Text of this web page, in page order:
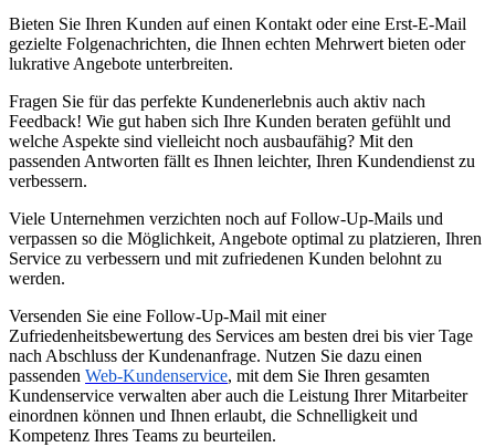
Bieten Sie Ihren Kunden auf einen Kontakt oder eine Erst-E-Mail
gezielte Folgenachrichten, die Ihnen echten Mehrwert bieten oder
lukrative Angebote unterbreiten.
Fragen Sie für das perfekte Kundenerlebnis auch aktiv nach
Feedback! Wie gut haben sich Ihre Kunden beraten gefühlt und
welche Aspekte sind vielleicht noch ausbaufähig? Mit den
passenden Antworten fällt es Ihnen leichter, Ihren Kundendienst zu
verbessern.
Viele Unternehmen verzichten noch auf Follow-Up-Mails und
verpassen so die Möglichkeit, Angebote optimal zu platzieren, Ihren
Service zu verbessern und mit zufriedenen Kunden belohnt zu
werden.
Versenden Sie eine Follow-Up-Mail mit einer
Zufriedenheitsbewertung des Services am besten drei bis vier Tage
nach Abschluss der Kundenanfrage. Nutzen Sie dazu einen
passenden Web-Kundenservice, mit dem Sie Ihren gesamten
Kundenservice verwalten aber auch die Leistung Ihrer Mitarbeiter
einordnen können und Ihnen erlaubt, die Schnelligkeit und
Kompetenz Ihres Teams zu beurteilen.